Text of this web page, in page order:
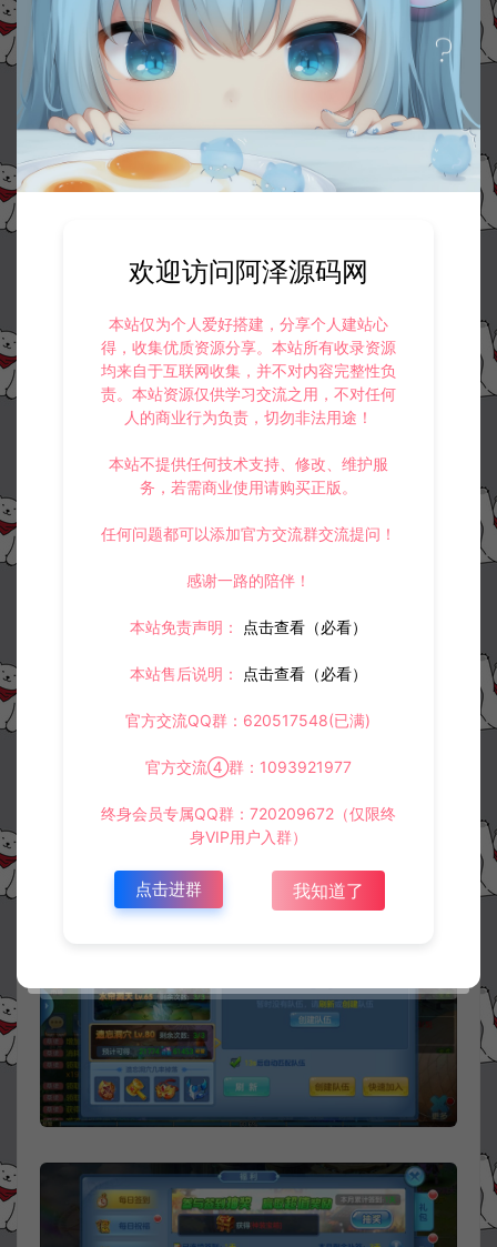
欢迎访问阿泽源码网
本站仅为个人爱好搭建，分享个人建站心
得，收集优质资源分享。本站所有收录资源
均来自于互联网收集，并不对内容完整性负
责。本站资源仅供学习交流之用，不对任何
人的商业行为负责，切勿非法用途！
本站不提供任何技术支持、修改、维护服
务，若需商业使用请购买正版。
任何问题都可以添加官方交流群交流提问！
感谢一路的陪伴！
本站免责声明： 点击查看（必看）
本站售后说明： 点击查看（必看）
官方交流QQ群：620517548(已满)
官方交流④群：1093921977
终身会员专属QQ群：720209672（仅限终
身VIP用户入群）
点击进群 我知道了